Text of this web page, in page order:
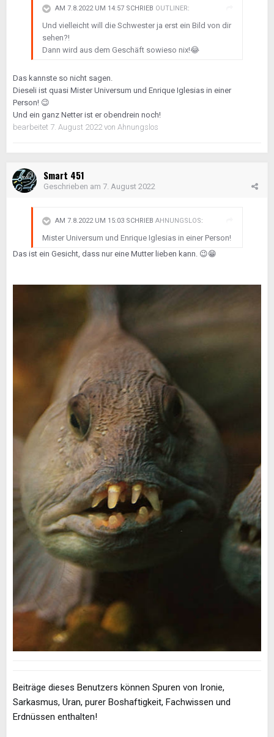
AM 7.8.2022 UM 14:57 SCHRIEB OUTLINER:
Und vielleicht will die Schwester ja erst ein Bild von dir
sehen?!
Dann wird aus dem Geschäft sowieso nix!😂
Das kannste so nicht sagen.
Dieseli ist quasi Mister Universum und Enrique Iglesias in einer
Person! 😉
Und ein ganz Netter ist er obendrein noch!
bearbeitet 7. August 2022 von Ahnungslos
Smart 451
Geschrieben am 7. August 2022
AM 7.8.2022 UM 15:03 SCHRIEB AHNUNGSLOS:
Mister Universum und Enrique Iglesias in einer Person!
Das ist ein Gesicht, dass nur eine Mutter lieben kann. 😉😁
Beiträge dieses Benutzers können Spuren von Ironie,
Sarkasmus, Uran, purer Boshaftigkeit, Fachwissen und
Erdnüssen enthalten!